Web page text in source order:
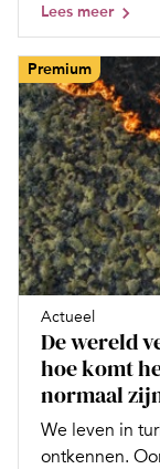
Lees meer
Premium
Actueel
De wereld
hoe komt
normaal
We leven in
ontkennen.